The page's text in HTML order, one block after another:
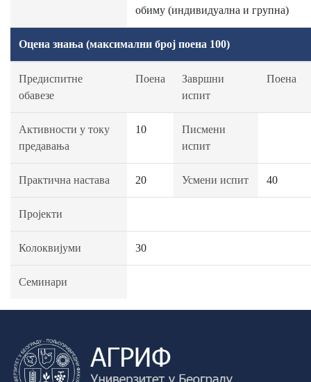
обиму (индивидуална и групна)
Оцена знања (максимални број поена 100)
Предиспитне
обавезе
Поена
Завршни
испит
Поена
Активности у току
предавања
10
Писмени
испит
Практична настава 20 Усмени испит 40
Пројекти
Колоквијуми 30
Семинари